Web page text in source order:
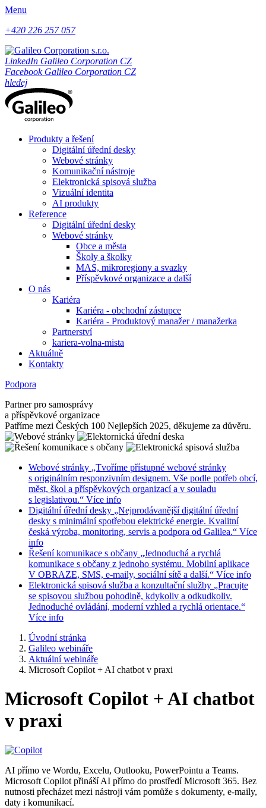
Menu
+420 226 257 057
LinkedIn Galileo Corporation CZ
Facebook Galileo Corporation CZ
hledej
Produkty a řešení
Digitální úřední desky
Webové stránky
Komunikační nástroje
Elektronická spisová služba
Vizuální identita
AI produkty
Reference
Digitální úřední desky
Webové stránky
Obce a města
Školy a školky
MAS, mikroregiony a svazky
Příspěvkové organizace a další
O nás
Kariéra
Kariéra - obchodní zástupce
Kariéra - Produktový manažer / manažerka
Partnerství
kariera-volna-mista
Aktuálně
Kontakty
Podpora
Partner pro samosprávy
a příspěvkové organizace
Patříme mezi Českých 100 Nejlepších 2025, děkujeme za důvěru.
Webové stránky „Tvoříme přístupné webové stránky
s originálním responzivním designem. Vše podle potřeb obcí,
měst, škol a příspěvkových organizací a v souladu
s legislativou.“ Více info
Digitální úřední desky „Nejprodávanější digitální úřední
desky s minimální spotřebou elektrické energie. Kvalitní
česká výroba, monitoring, servis a podpora od Galilea.“ Více
info
Řešení komunikace s občany „Jednoduchá a rychlá
komunikace s občany z jednoho systému. Mobilní aplikace
V OBRAZE, SMS, e-maily, sociální sítě a další.“ Více info
Elektronická spisová služba a konzultační služby „Pracujte
se spisovou službou pohodlně, kdykoliv a odkudkoliv.
Jednoduché ovládání, moderní vzhled a rychlá orientace.“
Více info
Úvodní stránka
Galileo webináře
Aktuální webináře
Microsoft Copilot + AI chatbot v praxi
Microsoft Copilot + AI chatbot
v praxi
AI přímo ve Wordu, Excelu, Outlooku, PowerPointu a Teams.
Microsoft Copilot přináší AI přímo do prostředí Microsoft 365. Bez
nutnosti přecházet mezi nástroji vám pomůže s dokumenty, e-maily,
daty i komunikací.